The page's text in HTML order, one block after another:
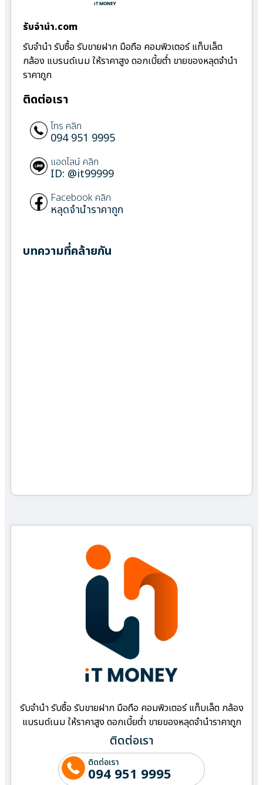
รับจํานํา.com
รับจำนำ รับซื้อ รับขายฝาก มือถือ คอมพิวเตอร์ แท็บเล็ต
กล้อง แบรนด์เนม ให้ราคาสูง ดอกเบี้ยต่ำ ขายของหลุดจำนำ
ราคาถูก
ติดต่อเรา
โทร คลิก
094 951 9995
แอดไลน์ คลิก
ID: @it99999
Facebook คลิก
หลุดจำนำราคาถูก
บทความที่คล้ายกัน
รับจำนำ รับซื้อ รับขายฝาก มือถือ คอมพิวเตอร์ แท็บเล็ต กล้อง
แบรนด์เนม ให้ราคาสูง ดอกเบี้ยต่ำ ขายของหลุดจำนำราคาถูก
ติดต่อเรา
ติดต่อเรา
094 951 9995